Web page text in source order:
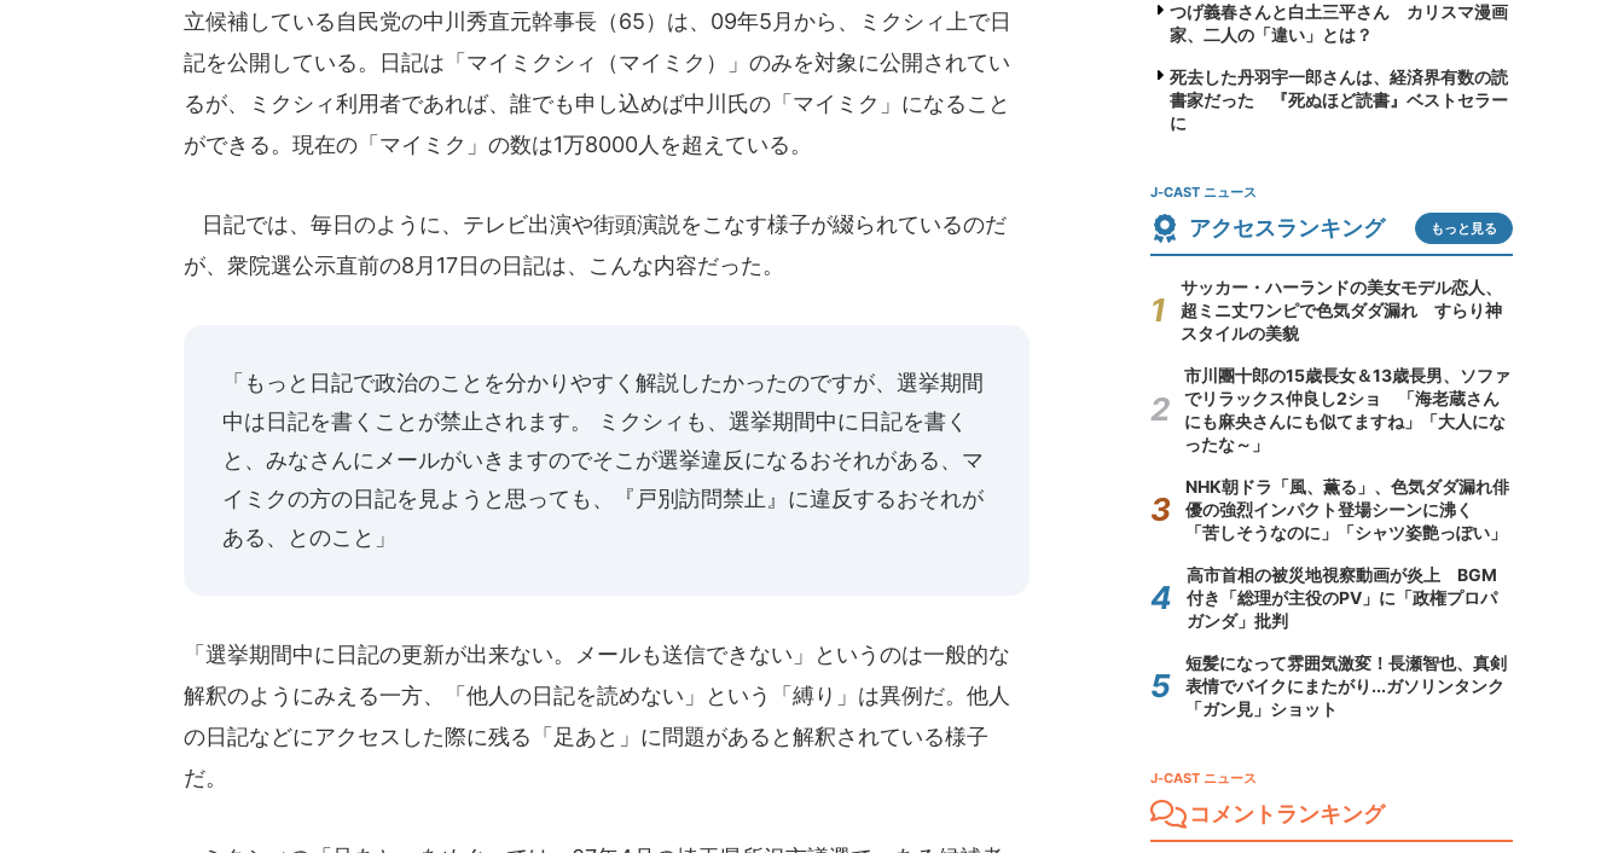
立候補している自民党の中川秀直元幹事長（65）は、09年5月から、ミクシィ上で日
記を公開している。日記は「マイミクシィ（マイミク）」のみを対象に公開されてい
るが、ミクシィ利用者であれば、誰でも申し込めば中川氏の「マイミク」になること
ができる。現在の「マイミク」の数は1万8000人を超えている。
日記では、毎日のように、テレビ出演や街頭演説をこなす様子が綴られているのだ
が、衆院選公示直前の8月17日の日記は、こんな内容だった。
「もっと日記で政治のことを分かりやすく解説したかったのですが、選挙期間
中は日記を書くことが禁止されます。 ミクシィも、選挙期間中に日記を書く
と、みなさんにメールがいきますのでそこが選挙違反になるおそれがある、マ
イミクの方の日記を見ようと思っても、『戸別訪問禁止』に違反するおそれが
ある、とのこと」
「選挙期間中に日記の更新が出来ない。メールも送信できない」というのは一般的な
解釈のようにみえる一方、「他人の日記を読めない」という「縛り」は異例だ。他人
の日記などにアクセスした際に残る「足あと」に問題があると解釈されている様子
だ。
つげ義春さんと白土三平さん カリスマ漫画
家、二人の「違い」とは？
死去した丹羽宇一郎さんは、経済界有数の読
書家だった 『死ぬほど読書』ベストセラー
に
J-CAST ニュース
アクセスランキング もっと見る
サッカー・ハーランドの美女モデル恋人、
超ミニ丈ワンピで色気ダダ漏れ すらり神
スタイルの美貌
市川團十郎の15歳長女＆13歳長男、ソファ
でリラックス仲良し2ショ 「海老蔵さん
にも麻央さんにも似てますね」「大人にな
ったな～」
NHK朝ドラ「風、薫る」、色気ダダ漏れ俳
優の強烈インパクト登場シーンに沸く
「苦しそうなのに」「シャツ姿艶っぽい」
高市首相の被災地視察動画が炎上 BGM
付き「総理が主役のPV」に「政権プロパ
ガンダ」批判
短髪になって雰囲気激変！長瀬智也、真剣
表情でバイクにまたがり...ガソリンタンク
「ガン見」ショット
J-CAST ニュース
コメントランキング